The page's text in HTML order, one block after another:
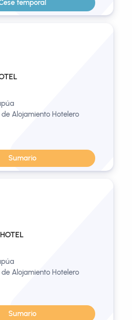
temporal
Alojamiento Hotelero
Sumario
Alojamiento Hotelero
Sumario